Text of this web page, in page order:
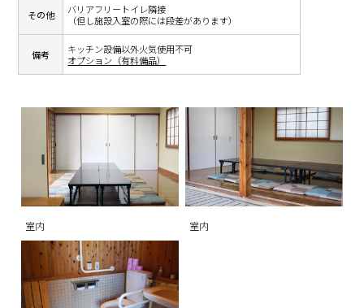
その他
バリアフリートイレ隣接
（但し施設入室の際には段差があります）
備考
キッチン設備以外火気使用不可
オプション（有料備品）
室内 室内